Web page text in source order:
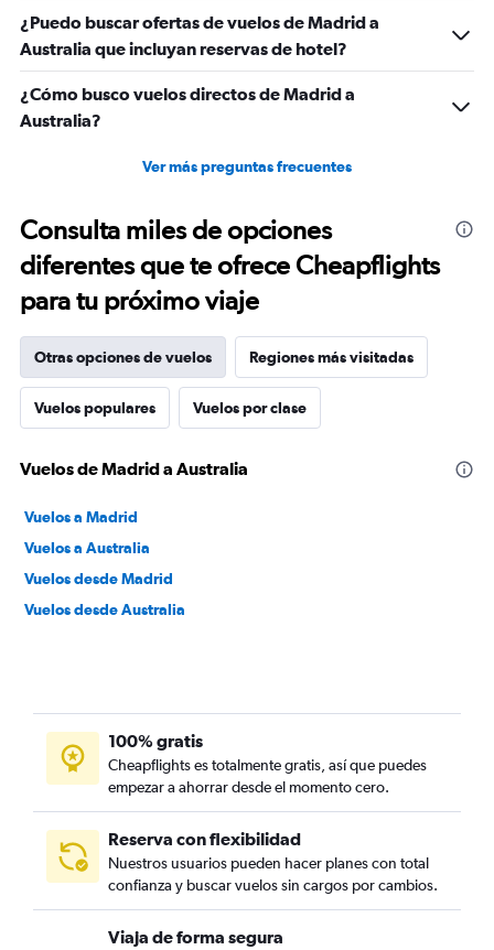
¿Puedo buscar ofertas de vuelos de Madrid a
Australia que incluyan reservas de hotel?
¿Cómo busco vuelos directos de Madrid a
Australia?
Ver más preguntas frecuentes
Consulta miles de opciones
diferentes que te ofrece Cheapflights
para tu próximo viaje
Otras opciones de vuelos Regiones más visitadas
Vuelos populares Vuelos por clase
Vuelos de Madrid a Australia
Vuelos a Madrid
Vuelos a Australia
Vuelos desde Madrid
Vuelos desde Australia
100% gratis
Cheapflights es totalmente gratis, así que puedes
empezar a ahorrar desde el momento cero.
Reserva con flexibilidad
Nuestros usuarios pueden hacer planes con total
confianza y buscar vuelos sin cargos por cambios.
Viaja de forma segura